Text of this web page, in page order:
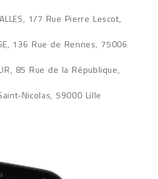
1/7 Rue Pierre Lescot,
136 Rue de Rennes, 75006
85 Rue de la République,
Nicolas, 59000 Lille